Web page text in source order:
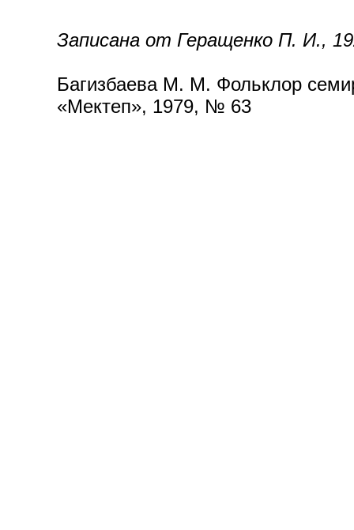
Записана от Геращенко П. И.,
Багизбаева М. М. Фольклор
«Мектеп», 1979, № 63